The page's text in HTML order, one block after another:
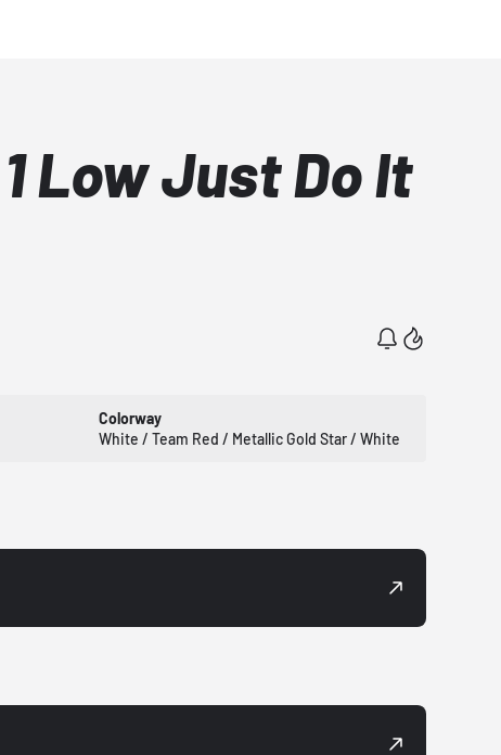
Low Just Do It
Colorway
White / Team Red / Metallic Gold Star / White